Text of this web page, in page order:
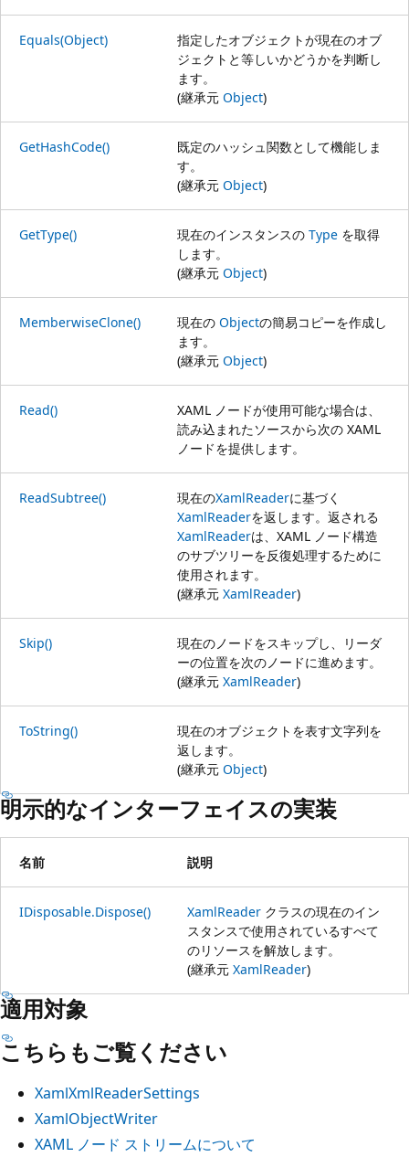
Equals(Object)
指定したオブジェクトが現在のオブ
ジェクトと等しいかどうかを判断し
ます。
(継承元 Object)
GetHashCode()
既定のハッシュ関数として機能しま
す。
(継承元 Object)
GetType() 現在のインスタンスの Type を取得
します。
(継承元 Object)
MemberwiseClone() 現在の Objectの簡易コピーを作成し
ます。
(継承元 Object)
Read()
XAML ノードが使用可能な場合は、
読み込まれたソースから次の XAML
ノードを提供します。
ReadSubtree() 現在のXamlReaderに基づく
XamlReaderを返します。返される
XamlReaderは、XAML ノード構造
のサブツリーを反復処理するために
使用されます。
(継承元 XamlReader)
Skip()
現在のノードをスキップし、リーダ
ーの位置を次のノードに進めます。
(継承元 XamlReader)
ToString()
現在のオブジェクトを表す文字列を
返します。
(継承元 Object)
明示的なインターフェイスの実装
名前 説明
IDisposable.Dispose() XamlReader クラスの現在のイン
スタンスで使用されているすべて
のリソースを解放します。
(継承元 XamlReader)
適用対象
こちらもご覧ください
XamlXmlReaderSettings
XamlObjectWriter
XAML ノード ストリームについて